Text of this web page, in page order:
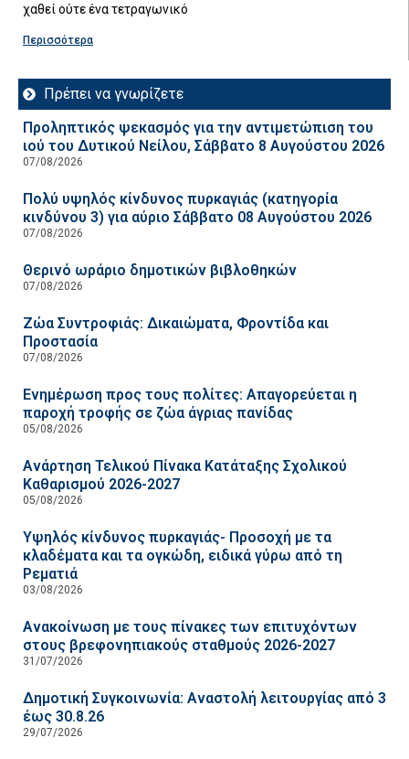
χαθεί ούτε ένα τετραγωνικό
Περισσότερα
Πρέπει να γνωρίζετε
Προληπτικός ψεκασμός για την αντιμετώπιση του
ιού του Δυτικού Νείλου, Σάββατο 8 Αυγούστου 2026
07/08/2026
Πολύ υψηλός κίνδυνος πυρκαγιάς (κατηγορία
κινδύνου 3) για αύριο Σάββατο 08 Αυγούστου 2026
07/08/2026
Θερινό ωράριο δημοτικών βιβλοθηκών
07/08/2026
Ζώα Συντροφιάς: Δικαιώματα, Φροντίδα και
Προστασία
07/08/2026
Ενημέρωση προς τους πολίτες: Απαγορεύεται η
παροχή τροφής σε ζώα άγριας πανίδας
05/08/2026
Ανάρτηση Τελικού Πίνακα Κατάταξης Σχολικού
Καθαρισμού 2026-2027
05/08/2026
Υψηλός κίνδυνος πυρκαγιάς- Προσοχή με τα
κλαδέματα και τα ογκώδη, ειδικά γύρω από τη
Ρεματιά
03/08/2026
Ανακοίνωση με τους πίνακες των επιτυχόντων
στους βρεφονηπιακούς σταθμούς 2026-2027
31/07/2026
Δημοτική Συγκοινωνία: Αναστολή λειτουργίας από 3
έως 30.8.26
29/07/2026